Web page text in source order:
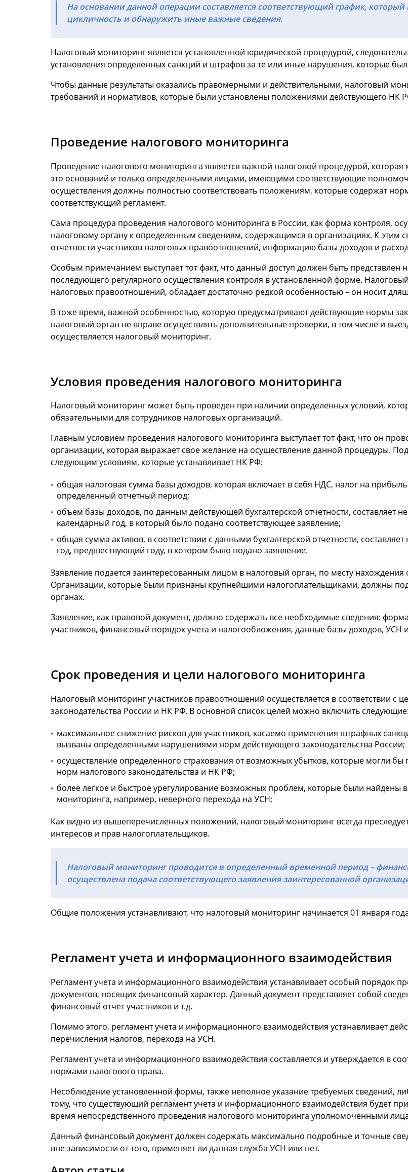
На основании данной операции составляется соответствующий график,
цикличность и обнаружить иные важные сведения.
Налоговый мониторинг является установленной юридической процедурой,
установления определенных санкций и штрафов за те или иные нарушения, которые
Чтобы данные результаты оказались правомерными и действительными, налоговый
требований и нормативов, которые были установлены положениями действующего НК
Проведение налогового мониторинга
Проведение налогового мониторинга является важной налоговой процедурой,
это оснований и только определенными лицами, имеющими соответствующие
осуществления должны полностью соответствовать положениям, которые содержат
соответствующий регламент.
Сама процедура проведения налогового мониторинга в России, как форма контроля,
налоговому органу к определенным сведениям, содержащимся в организациях. К этим
отчетности участников налоговых правоотношений, информацию базы доходов и
Особым примечанием выступает тот факт, что данный доступ должен быть представлен
последующего регулярного осуществления контроля в установленной форме.
налоговых правоотношений, обладает достаточно редкой особенностью – он носит
В тоже время, важной особенностью, которую предусматривают действующие нормы
налоговый орган не вправе осуществлять дополнительные проверки, в том числе и
осуществляется налоговый мониторинг.
Условия проведения налогового мониторинга
Налоговый мониторинг может быть проведен при наличии определенных условий,
обязательными для сотрудников налоговых организаций.
Главным условием проведения налогового мониторинга выступает тот факт, что он
организации, которая выражает свое желание на осуществление данной процедуры.
следующим условиям, которые устанавливает НК РФ:
общая налоговая сумма базы доходов, которая включает в себя НДС, налог на
определенный отчетный период;
объем базы доходов, по данным действующей бухгалтерской отчетности, составляет
календарный год, в который было подано соответствующее заявление;
общая сумма активов, в соответствии с данными бухгалтерской отчетности,
год, предшествующий году, в котором было подано заявление.
Заявление подается заинтересованным лицом в налоговый орган, по месту
Организации, которые были признаны крупнейшими налогоплательщиками, должны
органах.
Заявление, как правовой документ, должно содержать все необходимые сведения:
участников, финансовый порядок учета и налогообложения, данные базы доходов, УСН и
Срок проведения и цели налогового мониторинга
Налоговый мониторинг участников правоотношений осуществляется в соответствии
законодательства России и НК РФ. В основной список целей можно включить следующие:
максимальное снижение рисков для участников, касаемо применения штрафных
вызваны определенными нарушениями норм действующего законодательства России;
осуществление определенного страхования от возможных убытков, которые могли
норм налогового законодательства и НК РФ;
более легкое и быстрое урегулирование возможных проблем, которые были найдены
мониторинга, например, неверного перехода на УСН;
Как видно из вышеперечисленных положений, налоговый мониторинг всегда
интересов и прав налогоплательщиков.
Налоговый мониторинг проводится в определенный временной период –
осуществлена подача соответствующего заявления заинтересованной
Общие положения устанавливают, что налоговый мониторинг начинается 01 января
Регламент учета и информационного взаимодействия
Регламент учета и информационного взаимодействия устанавливает особый порядок
документов, носящих финансовый характер. Данный документ представляет собой
финансовый отчет участников и т.д.
Помимо этого, регламент учета и информационного взаимодействия устанавливает
перечисления налогов, перехода на УСН.
Регламент учета и информационного взаимодействия составляется и утверждается в
нормами налогового права.
Несоблюдение установленной формы, также неполное указание требуемых сведений,
тому, что существующий регламент учета и информационного взаимодействия будет
время непосредственного проведения налогового мониторинга уполномоченными
Данный финансовый документ должен содержать максимально подробные и точные
вне зависимости от того, применяет ли данная служба УСН или нет.